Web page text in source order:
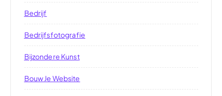
Bedrijf
Bedrijfsfotografie
Bijzondere Kunst
Bouw Je Website